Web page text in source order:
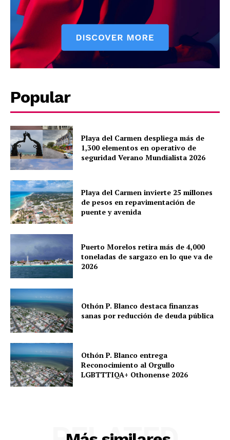
Popular
Playa del Carmen despliega más de
1,300 elementos en operativo de
seguridad Verano Mundialista 2026
Playa del Carmen invierte 25 millones
de pesos en repavimentación de
puente y avenida
Puerto Morelos retira más de 4,000
toneladas de sargazo en lo que va de
2026
Othón P. Blanco destaca finanzas
sanas por reducción de deuda pública
Othón P. Blanco entrega
Reconocimiento al Orgullo
LGBTTTIQA+ Othonense 2026